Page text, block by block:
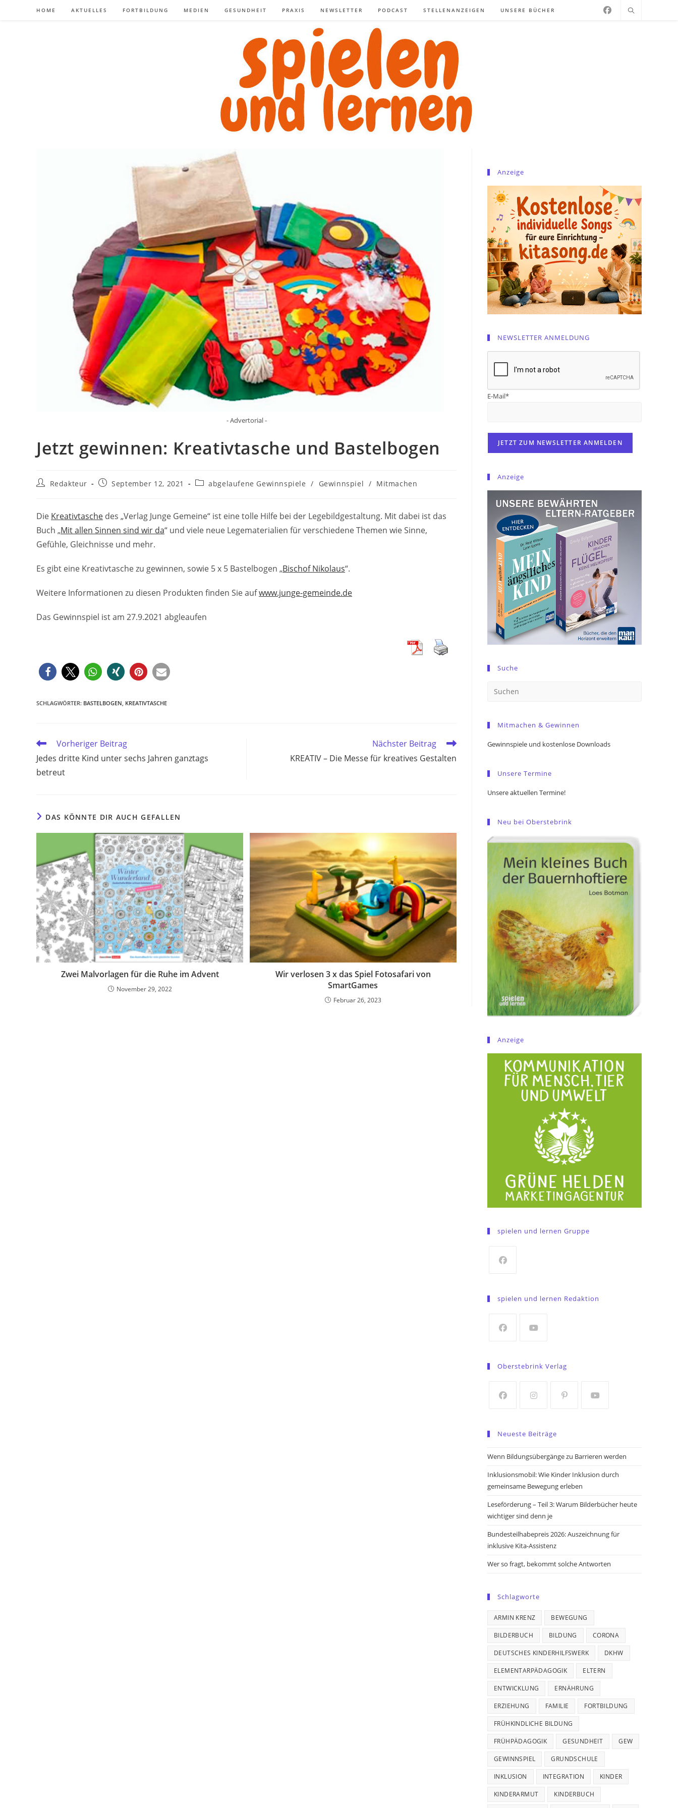
HOME AKTUELLES FORTBILDUNG MEDIEN GESUNDHEIT PRAXIS NEWSLETTER PODCAST STELLENANZEIGEN UNSERE BÜCHER
- Advertorial -
Jetzt gewinnen: Kreativtasche und Bastelbogen
Beitrags-
Redakteur
BeitragSeptember 12, 2021
Beitrags-
abgelaufene Gewinnspiele / Gewinnspiel / Mitmachen
Die Kreativtasche des „Verlag Junge Gemeine“ ist eine tolle Hilfe bei der Legebildgestaltung. Mit dabei ist das
Buch „Mit allen Sinnen sind wir da“ und viele neue Legematerialien für verschiedene Themen wie Sinne,
Gefühle, Gleichnisse und mehr.
Es gibt eine Kreativtasche zu gewinnen, sowie 5 x 5 Bastelbogen „Bischof Nikolaus“.
Weitere Informationen zu diesen Produkten finden Sie aufwww.junge-gemeinde.de
Das Gewinnspiel ist am 27.9.2021 abgleaufen
SCHLAGWÖRTER: BASTELBOGEN, KREATIVTASCHE
Weitere
Artikel
ansehen
Vorheriger Beitrag
Jedes dritte Kind unter sechs Jahren ganztags
betreut
Nächster Beitrag
KREATIV – Die Messe für kreatives Gestalten
DAS KÖNNTE DIR AUCH GEFALLEN
Zwei Malvorlagen für die Ruhe im Advent
November 29, 2022
Wir verlosen 3 x das Spiel Fotosafari von
SmartGames
Februar 26, 2023
Anzeige
NEWSLETTER ANMELDUNG
E-Mail*
Anzeige
Suche
Mitmachen & Gewinnen
Gewinnspiele und kostenlose Downloads
Unsere Termine
Unsere aktuellen Termine!
Neu bei Oberstebrink
Anzeige
spielen und lernen Gruppe
a
tab
spielen und lernen Redaktion
a
tab
Oberstebrink Verlag
a
new
a
new
new
Neueste Beiträge
Wenn Bildungsübergänge zu Barrieren werden
Inklusionsmobil: Wie Kinder Inklusion durch
gemeinsame Bewegung erleben
Leseförderung – Teil 3: Warum Bilderbücher heute
wichtiger sind denn je
Bundesteilhabepreis 2026: Auszeichnung für
inklusive Kita-Assistenz
Wer so fragt, bekommt solche Antworten
Schlagworte
ARMIN KRENZ BEWEGUNG
BILDERBUCH BILDUNG CORONA
DEUTSCHES KINDERHILFSWERK DKHW
ELEMENTARPÄDAGOGIK ELTERN
ENTWICKLUNG ERNÄHRUNG
ERZIEHUNG FAMILIE FORTBILDUNG
FRÜHKINDLICHE BILDUNG
FRÜHPÄDAGOGIK GESUNDHEIT GEW
GEWINNSPIEL GRUNDSCHULE
INKLUSION INTEGRATION KINDER
KINDERARMUT KINDERBUCH